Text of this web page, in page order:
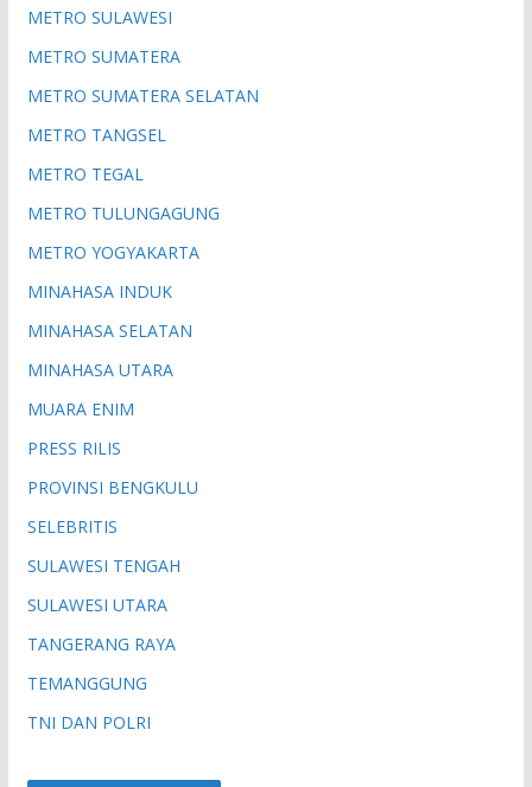
METRO SULAWESI
METRO SUMATERA
METRO SUMATERA SELATAN
METRO TANGSEL
METRO TEGAL
METRO TULUNGAGUNG
METRO YOGYAKARTA
MINAHASA INDUK
MINAHASA SELATAN
MINAHASA UTARA
MUARA ENIM
PRESS RILIS
PROVINSI BENGKULU
SELEBRITIS
SULAWESI TENGAH
SULAWESI UTARA
TANGERANG RAYA
TEMANGGUNG
TNI DAN POLRI